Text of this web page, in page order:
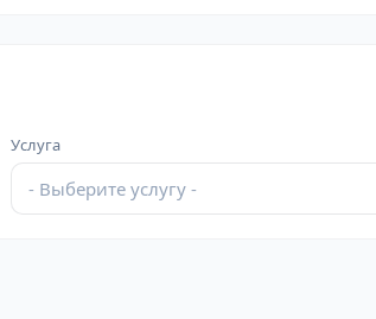
Услуга
- Выберите услугу -